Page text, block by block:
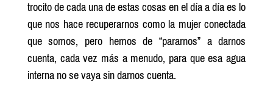
trocito de cada una de estas cosas en el día a día es lo
que nos hace recuperarnos como la mujer conectada
que somos, pero hemos de “pararnos” a darnos
cuenta, cada vez más a menudo, para que esa agua
interna no se vaya sin darnos cuenta.